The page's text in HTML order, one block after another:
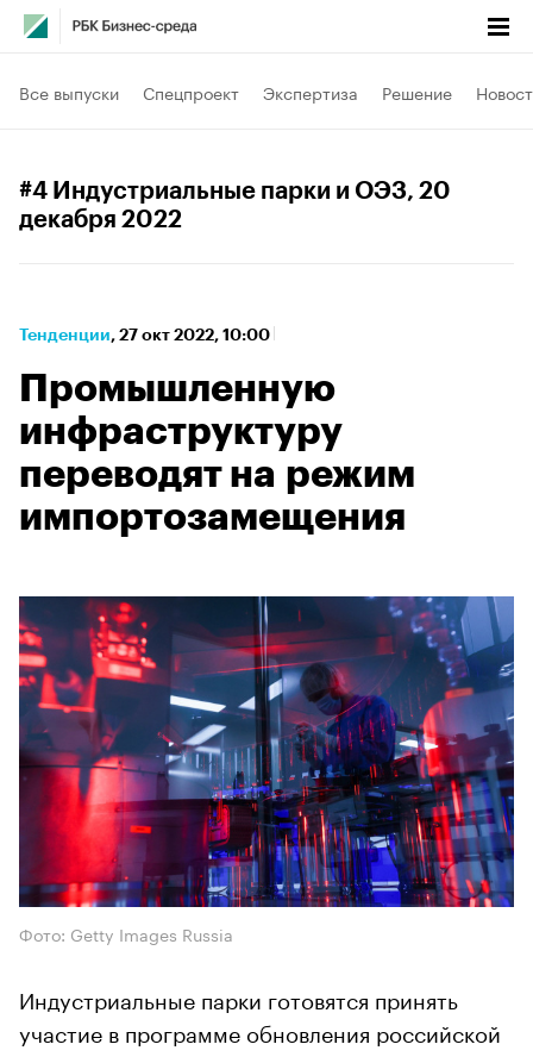
Все выпуски Спецпроект Экспертиза Решение
#4 Индустриальные парки и ОЭЗ, 20
декабря 2022
Тенденции⁠, 27 окт 2022, 10:00
Промышленную
инфраструктуру
переводят на режим
импортозамещения
Фото: Getty Images Russia
Индустриальные парки готовятся принять
участие в программе обновления российской